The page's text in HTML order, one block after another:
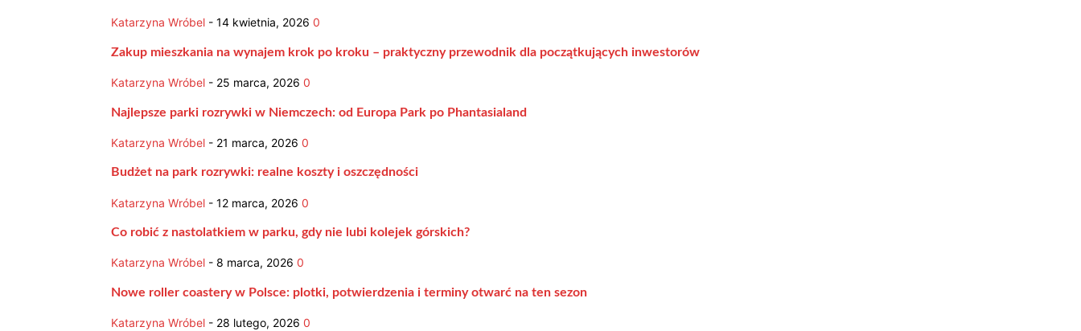
Katarzyna Wróbel - 14 kwietnia, 2026 0
Zakup mieszkania na wynajem krok po kroku – praktyczny przewodnik dla początkujących inwestorów
Katarzyna Wróbel - 25 marca, 2026 0
Najlepsze parki rozrywki w Niemczech: od Europa Park po Phantasialand
Katarzyna Wróbel - 21 marca, 2026 0
Budżet na park rozrywki: realne koszty i oszczędności
Katarzyna Wróbel - 12 marca, 2026 0
Co robić z nastolatkiem w parku, gdy nie lubi kolejek górskich?
Katarzyna Wróbel - 8 marca, 2026 0
Nowe roller coastery w Polsce: plotki, potwierdzenia i terminy otwarć na ten sezon
Katarzyna Wróbel - 28 lutego, 2026 0